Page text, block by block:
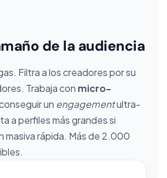
de la audiencia
Filtra a los creadores por su
Trabaja con micro-
un engagementultra-
a perfiles más grandes si
masiva rápida. Más de 2.000